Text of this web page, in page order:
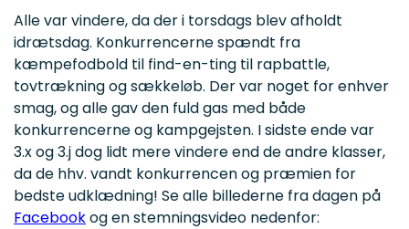
Alle var vindere, da der i torsdags blev afholdt
idrætsdag. Konkurrencerne spændt fra
kæmpefodbold til find-en-ting til rapbattle,
tovtrækning og sækkeløb. Der var noget for enhver
smag, og alle gav den fuld gas med både
konkurrencerne og kampgejsten. I sidste ende var
3.x og 3.j dog lidt mere vindere end de andre klasser,
da de hhv. vandt konkurrencen og præmien for
bedste udklædning! Se alle billederne fra dagen på
Facebookog en stemningsvideo nedenfor: